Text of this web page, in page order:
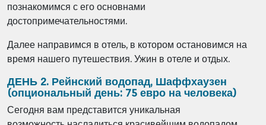
познакомимся с его основнами
достопримечательностями.
Далее направимся в отель, в котором остановимся на
время нашего путешествия. Ужин в отеле и отдых.
ДЕНЬ 2. Рейнский водопад, Шаффхаузен
(опциональный день: 75 евро на человека)
Сегодня вам представится уникальная